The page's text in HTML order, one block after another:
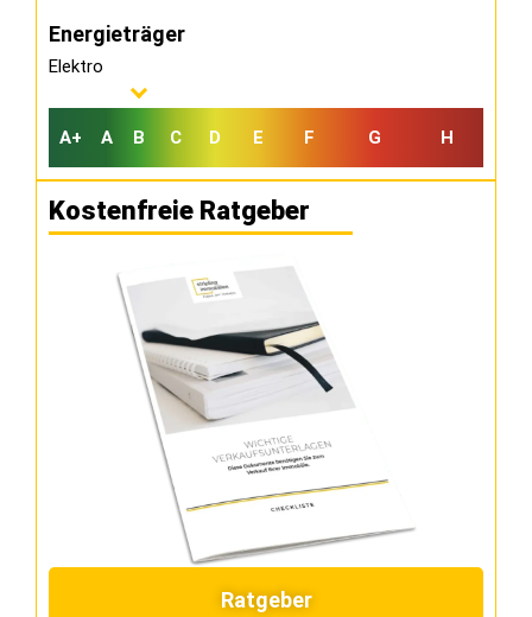
Energieträger
Elektro
A+ A B C D E F G H
Kostenfreie Ratgeber
Ratgeber